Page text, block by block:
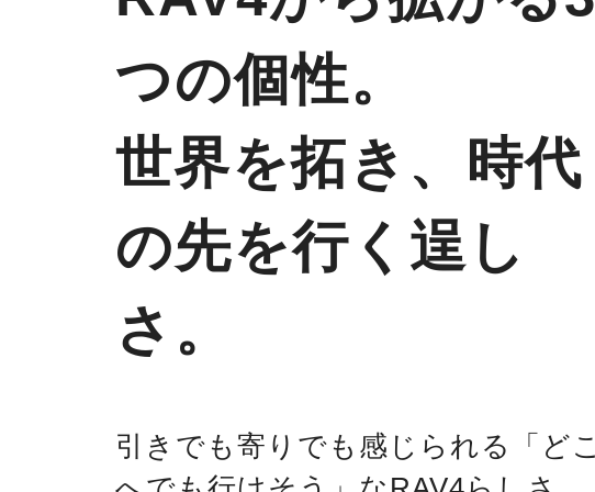
つの個性。
世界を拓き、時代
の先を行く逞し
さ。
引きでも寄りでも感じられる「どこ